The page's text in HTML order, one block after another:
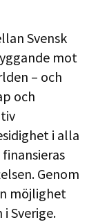
Svensk
mot
– och
och
i alla
Genom
möjlighet
Sverige.